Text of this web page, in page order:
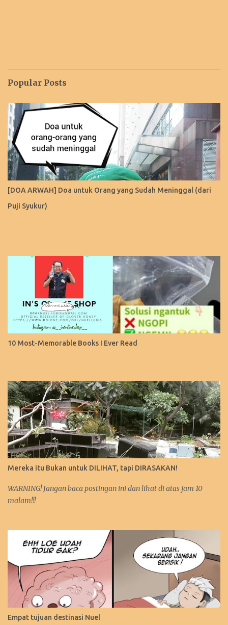
Popular Posts
[DOA ARWAH] Doa untuk Orang yang Sudah Meninggal (dari
Puji Syukur)
10 Most-Memorable Books I Ever Read
Mereka itu Bukan untuk DILIHAT, tapi DIRASAKAN!
WARNING! Jangan baca postingan ini dan lihat di atas jam 10
malam!!!
Empat tujuan destinasi Nuel